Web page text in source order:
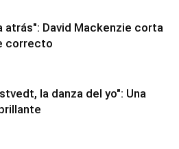
atrás": David Mackenzie corta
correcto
la danza del yo": Una